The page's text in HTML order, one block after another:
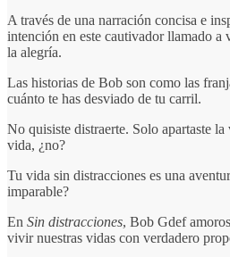
A través de una narración concisa e
intención en este cautivador llamado
la alegría.
Las historias de Bob son como las
cuánto te has desviado de tu carril.
No quisiste distraerte. Solo apartaste
vida, ¿no?
Tu vida sin distracciones es una
imparable?
En Sin distracciones, Bob Gdef
vivir nuestras vidas con verdadero